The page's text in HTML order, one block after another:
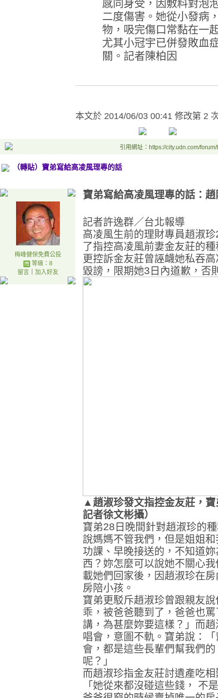
感同身受，因敷料對泡
二度傷害。她從小發病
物，吸完傷口常黏在一
尤其小冠宇已併發敗血
關。記者陳柏因
本文於 2014/06/03 00:41 修改第 2
引用網址：https://city.udn.com/
（轉貼）寶弟寫給高凌風理專的話
梅峰健保免費公投
等級：8
留言｜ 加入好友
寶弟寫給高凌風理專的話：
記者許逸群／台北報導
高凌風生前的理財專員趙淑
了指控高凌風前妻金友莊的
更控訴金友莊曾誣衊她私吞
毀謗，限期她3日內道歉，否
▲趙淑珍發文指控金友莊，
記者徐文彬攝）
寶弟28日晚間針對趙淑珍的
說媽媽不管我們，但是姐姐
功課、早晚接送的，不知道
西？妳怎麼可以說她不關心
載她們回家後，因趙淑珍在
房陪小孩。
寶弟更駁斥趙淑珍曾跟親友
乖，被爸爸聽到了，爸爸也
講，為甚麼妳要這樣？」而
唱會，意圖不軌。寶弟說：
會，都是這些長輩們幫我們
呢？」
而趙淑珍指金友莊討遺產吃
「她從來都沒碰這些錢， 不